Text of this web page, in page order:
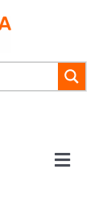
Toggle